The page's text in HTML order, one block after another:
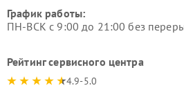
График работы:
ПН-ВСК с 9:00 до 21:00 без
Рейтинг сервисного центра
4.9-5.0